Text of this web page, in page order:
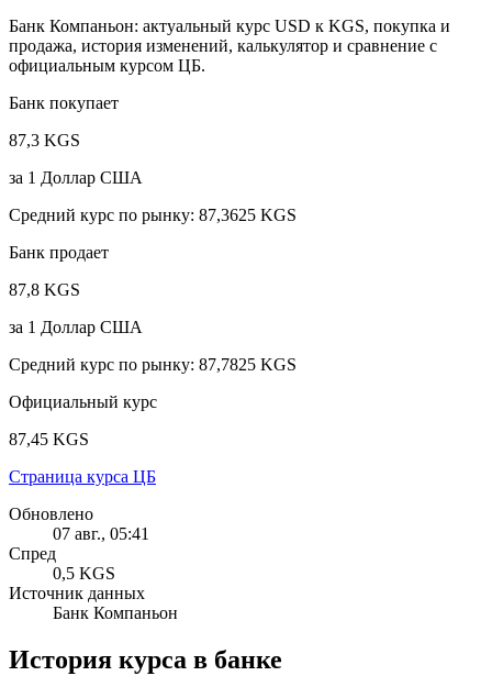
Банк Компаньон: актуальный курс USD к KGS, покупка и
продажа, история изменений, калькулятор и сравнение с
официальным курсом ЦБ.
Банк покупает
87,3 KGS
за 1 Доллар США
Средний курс по рынку: 87,3625 KGS
Банк продает
87,8 KGS
за 1 Доллар США
Средний курс по рынку: 87,7825 KGS
Официальный курс
87,45 KGS
Страница курса ЦБ
Обновлено
07 авг., 05:41
Спред
0,5 KGS
Источник данных
Банк Компаньон
История курса в банке